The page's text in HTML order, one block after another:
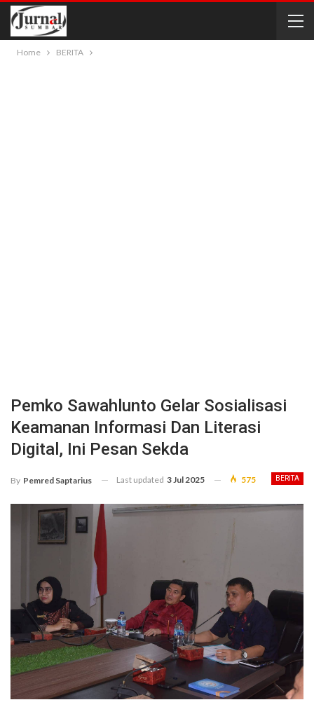
Home BERITA
Pemko Sawahlunto Gelar Sosialisasi
Keamanan Informasi Dan Literasi
Digital, Ini Pesan Sekda
BERITA
By Pemred Saptarius Last updated 3 Jul 2025 575